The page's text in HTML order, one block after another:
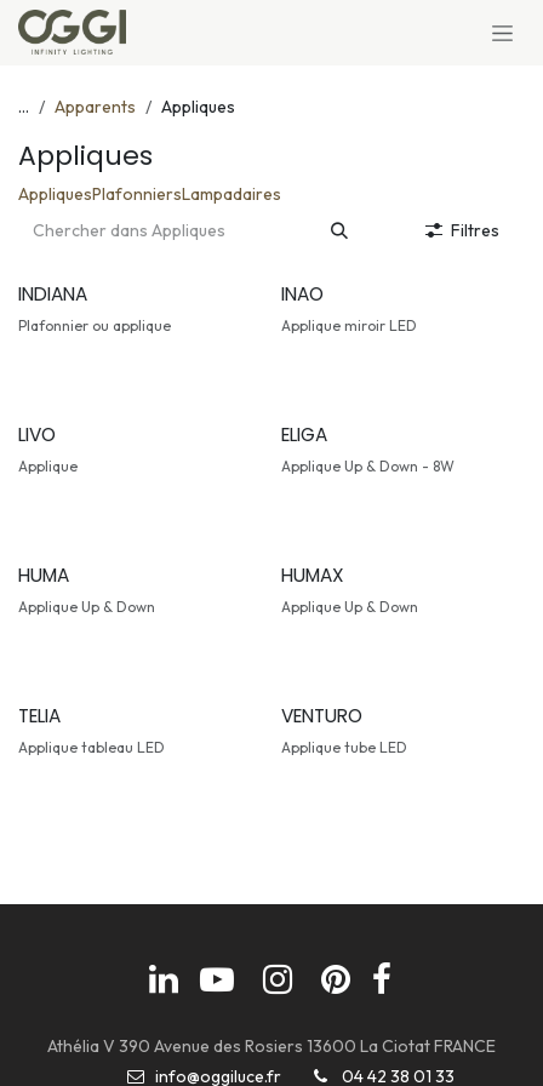
Se rendre au contenu
... Apparents Appliques
Appliques
AppliquesPlafonniersLampadaires
Filtres
INDIANA
Plafonnier ou applique
INAO
Applique miroir LED
LIVO
Applique
ELIGA
Applique Up & Down - 8W
HUMA
Applique Up & Down
HUMAX
Applique Up & Down
TELIA
Applique tableau LED
VENTURO
Applique tube LED
Athélia V 390 Avenue des Rosiers 13600 La Ciotat FRANCE
info@oggiluce.fr
04 42 38 01 33